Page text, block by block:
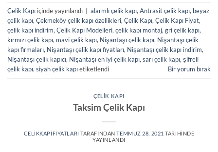
Çelik Kapı içinde yayınlandı alarmlı çelik kapı,Antrasit çelik kapı, beyaz
çelik kapı,Çekmeköy çelik kapı özellikleri,Çelik Kapı,Çelik Kapı Fiyat,
çelik kapı indirim,Çelik Kapı Modelleri,çelik kapı montaj,gri çelik kapı,
kırmızı çelik kapı, mavi çelik kapı, Nişantaşı çelik kapı, Nişantaşı çelik
kapı firmaları, Nişantaşı çelik kapı fiyatları, Nişantaşı çelik kapı indirim,
Nişantaşı çelik kapıcı, Nişantaşı en iyi çelik kapı,sarı çelik kapı,şifreli
çelik kapı,siyah çelik kapıetiketlendi Bir yorum bırak
ÇELIK KAPI
Taksim Çelik Kapı
CELIKKAPIFIYATLARI TARAFINDAN TEMMUZ 28, 2021 TARIHINDE
YAYINLANDI